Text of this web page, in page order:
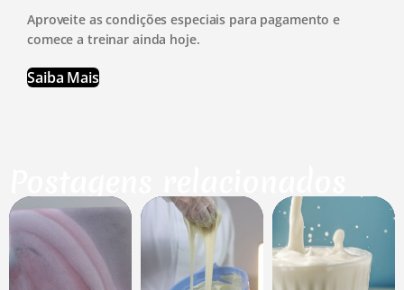
Aproveite as condições especiais para pagamento e
comece a treinar ainda hoje.
Saiba Mais